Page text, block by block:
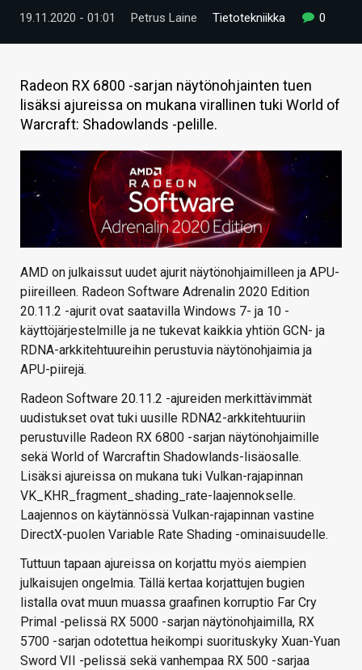
TIETOA
KAUPPA
VAIHDA TEEMA
19.11.2020 - 01:01 Petrus Laine Tietotekniikka 0
Radeon RX 6800 -sarjan näytönohjainten tuen
lisäksi ajureissa on mukana virallinen tuki World of
Warcraft: Shadowlands -pelille.
AMD on julkaissut uudet ajurit näytönohjaimilleen ja APU-
piireilleen. Radeon Software Adrenalin 2020 Edition
20.11.2 -ajurit ovat saatavilla Windows 7- ja 10 -
käyttöjärjestelmille ja ne tukevat kaikkia yhtiön GCN- ja
RDNA-arkkitehtuureihin perustuvia näytönohjaimia ja
APU-piirejä.
Radeon Software 20.11.2 -ajureiden merkittävimmät
uudistukset ovat tuki uusille RDNA2-arkkitehtuuriin
perustuville Radeon RX 6800 -sarjan näytönohjaimille
sekä World of Warcraftin Shadowlands-lisäosalle.
Lisäksi ajureissa on mukana tuki Vulkan-rajapinnan
VK_KHR_fragment_shading_rate-laajennokselle.
Laajennos on käytännössä Vulkan-rajapinnan vastine
DirectX-puolen Variable Rate Shading -ominaisuudelle.
Tuttuun tapaan ajureissa on korjattu myös aiempien
julkaisujen ongelmia. Tällä kertaa korjattujen bugien
listalla ovat muun muassa graafinen korruptio Far Cry
Primal -pelissä RX 5000 -sarjan näytönohjaimilla, RX
5700 -sarjan odotettua heikompi suorituskyky Xuan-Yuan
Sword VII -pelissä sekä vanhempaa RX 500 -sarjaa